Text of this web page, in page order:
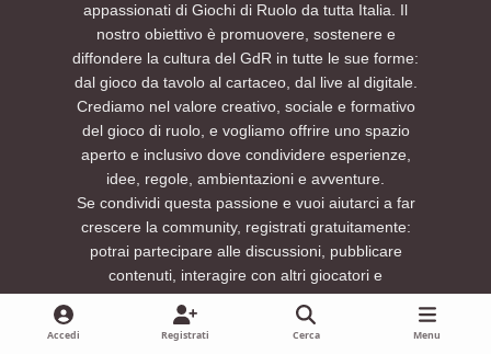
appassionati di Giochi di Ruolo da tutta Italia. Il
nostro obiettivo è promuovere, sostenere e
diffondere la cultura del GdR in tutte le sue forme:
dal gioco da tavolo al cartaceo, dal live al digitale.
Crediamo nel valore creativo, sociale e formativo
del gioco di ruolo, e vogliamo offrire uno spazio
aperto e inclusivo dove condividere esperienze,
idee, regole, ambientazioni e avventure.
Se condividi questa passione e vuoi aiutarci a far
crescere la community, registrati gratuitamente:
potrai partecipare alle discussioni, pubblicare
contenuti, interagire con altri giocatori e
contribuire attivamente alla diffusione del GdR.
Accedi Registrati Cerca Menu